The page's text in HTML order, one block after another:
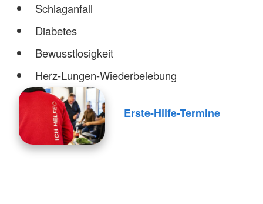
Schlaganfall
Diabetes
Bewusstlosigkeit
Herz-Lungen-Wiederbelebung
Erste-Hilfe-Termine